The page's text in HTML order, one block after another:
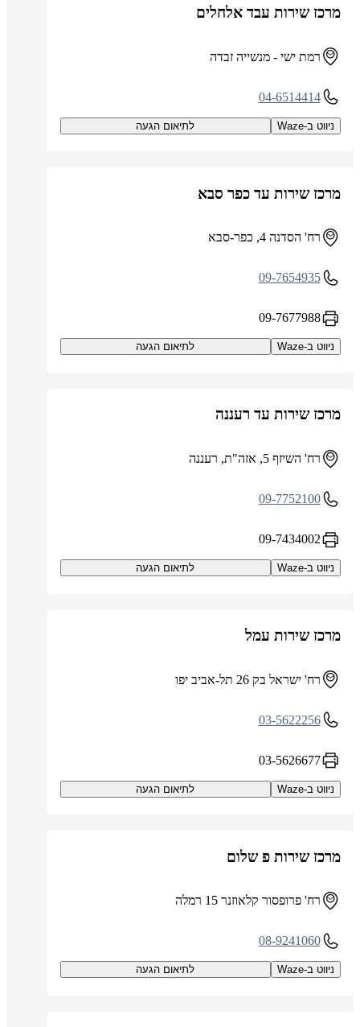
מרכז שירות עבד אלחלים
רמת ישי - מנשייה זבדה
04-6514414
ניווט ב-Waze לתיאום הגעה
מרכז שירות עד כפר סבא
רח' הסדנה 4, כפר-סבא
09-7654935
09-7677988
ניווט ב-Waze לתיאום הגעה
מרכז שירות עד רעננה
רח' השיזף 5, אזה"ת, רעננה
09-7752100
09-7434002
ניווט ב-Waze לתיאום הגעה
מרכז שירות עמל
רח' ישראל בק 26 תל-אביב יפו
03-5622256
03-5626677
ניווט ב-Waze לתיאום הגעה
מרכז שירות פ שלום
רח' פרופסור קלאוזנר 15 רמלה
08-9241060
ניווט ב-Waze לתיאום הגעה